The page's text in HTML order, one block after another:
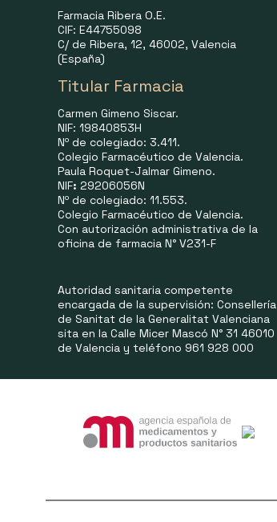
Farmacia Ribera O.E.
CIF: E44755098
C/ de Ribera, 12, 46002, Valencia
(España)
Titular Farmacia
Carmen Gimeno Siscar.
NIF: 19840853H
Nº de colegiado: 3.411.
Colegio Farmacéutico de Valencia.
Paula Roquet-Jalmar Gimeno.
NIF: 29206056N
Nº de colegiado: 11.553.
Colegio Farmacéutico de Valencia.
Con autorización administrativa de la
oficina de farmacia N° V231-F
Autoridad sanitaria competente
encargada de la supervisión: Consellería
de Sanitat de la Generalitat Valenciana
sita en la Calle Micer Mascó N° 31 46010
de Valencia y teléfono 961 928 000